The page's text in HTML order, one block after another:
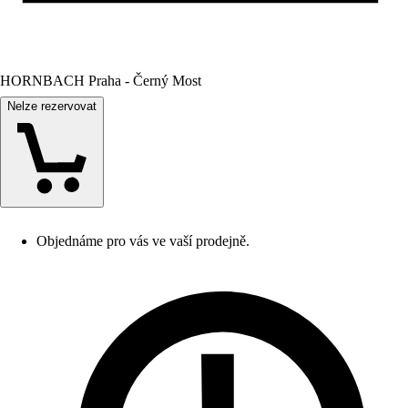
HORNBACH Praha - Černý Most
Nelze rezervovat
Objednáme pro vás ve vaší prodejně.